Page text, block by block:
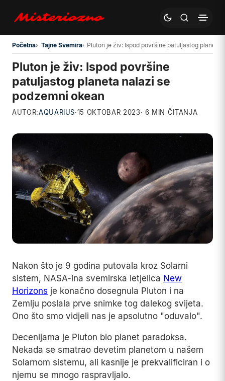
Preskoči na glavni sadržaj
Početna Tajne Svemira Pluton je živ: Ispod površine patuljastog planeta
Pluton je živ: Ispod površine
patuljastog planeta nalazi se
podzemni okean
AUTOR:AQUARIUS·15 OKTOBAR 2023· 6 MIN ČITANJA
Nakon što je 9 godina putovala kroz Solarni
sistem, NASA-ina svemirska letjelica New
Horizons je konačno dosegnula Pluton i na
Zemlju poslala prve snimke tog dalekog svijeta.
Ono što smo vidjeli nas je apsolutno "oduvalo".
Decenijama je Pluton bio planet paradoksa.
Nekada se smatrao devetim planetom u našem
Solarnom sistemu, ali kasnije je prekvalificiran i o
njemu se mnogo raspravljalo.